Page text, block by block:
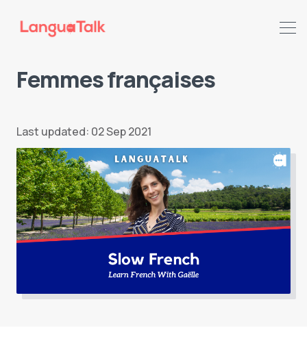
Femmes françaises
Last updated: 02 Sep 2021